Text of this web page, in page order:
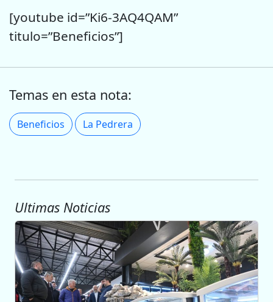
[youtube id=”Ki6-3AQ4QAM”
titulo=”Beneficios”]
Temas en esta nota:
Beneficios La Pedrera
Ultimas Noticias